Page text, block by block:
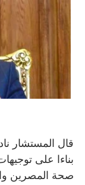
قال المستشار
بناءا على
صحة المصرين